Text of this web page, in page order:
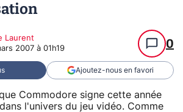
Laurent
2007 à 01h19 0
Ajoutez-nous en favori
Commodore signe cette année
l'univers du jeu vidéo. Comme